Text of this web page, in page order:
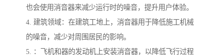
也会使用消音器来减少运行时的噪音，提升用户体验。
4. 建筑领域：在建筑工地上，消音器用于降低施工机械
的噪音，减少对周围居民的影响。
5. ：飞机和器的发动机上安装消音器，以降低飞行过程